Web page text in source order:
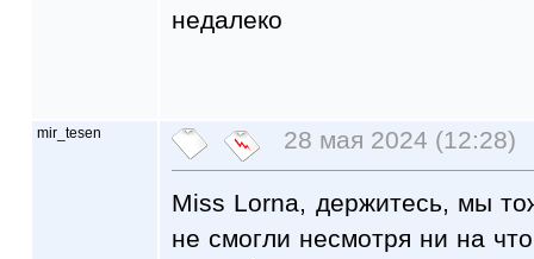
недалеко
mir_tesen 28 мая 2024 (12:28)
Miss Lorna, держитесь, мы
не смогли несмотря ни на